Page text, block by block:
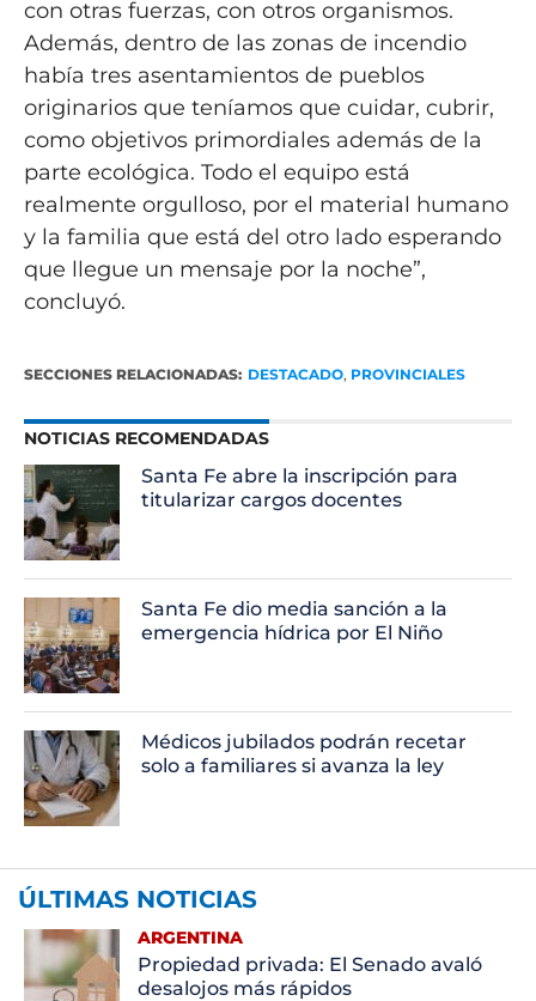
con otras fuerzas, con otros organismos.
Además, dentro de las zonas de incendio
había tres asentamientos de pueblos
originarios que teníamos que cuidar, cubrir,
como objetivos primordiales además de la
parte ecológica. Todo el equipo está
realmente orgulloso, por el material humano
y la familia que está del otro lado esperando
que llegue un mensaje por la noche”,
concluyó.
SECCIONES RELACIONADAS: DESTACADO, PROVINCIALES
NOTICIAS RECOMENDADAS
Santa Fe abre la inscripción para
titularizar cargos docentes
Santa Fe dio media sanción a la
emergencia hídrica por El Niño
Médicos jubilados podrán recetar
solo a familiares si avanza la ley
ÚLTIMAS NOTICIAS
ARGENTINA
Propiedad privada: El Senado avaló
desalojos más rápidos